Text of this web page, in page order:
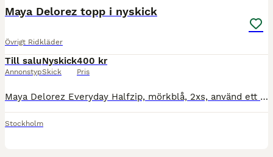
Maya Delorez topp i nyskick
Övrigt Ridkläder
Till salu
Annonstyp
Nyskick
Skick
400 kr
Pris
Maya Delorez Everyday Halfzip, mörkblå, 2xs, använd ett pass och därefter tvättad. Nypris 699 kr, säljer för 400 kr. Hämtas i Stockholm eller skickas mot spårbar frakt.
Stockholm